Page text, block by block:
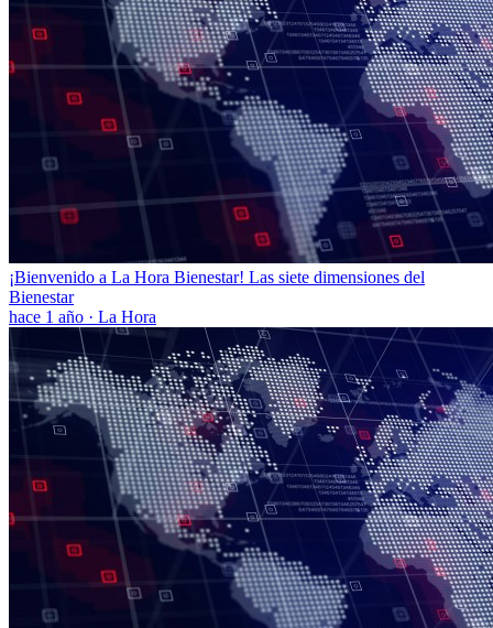
¡Bienvenido a La Hora Bienestar! Las siete dimensiones del
Bienestar
hace 1 año · La Hora